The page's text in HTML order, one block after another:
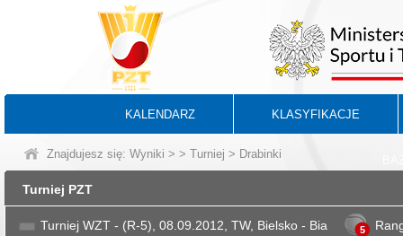
KALENDARZ KLASYFIKACJE
Znajdujesz się: Wyniki > > Turniej > Drabinki
Turniej PZT
Turniej WZT - (R-5), 08.09.2012, TW, Bielsko - Bia 5